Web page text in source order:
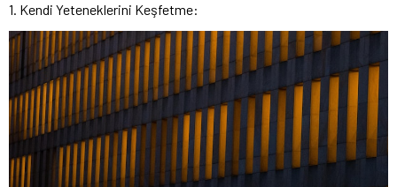
1. Kendi Yeteneklerini Keşfetme: